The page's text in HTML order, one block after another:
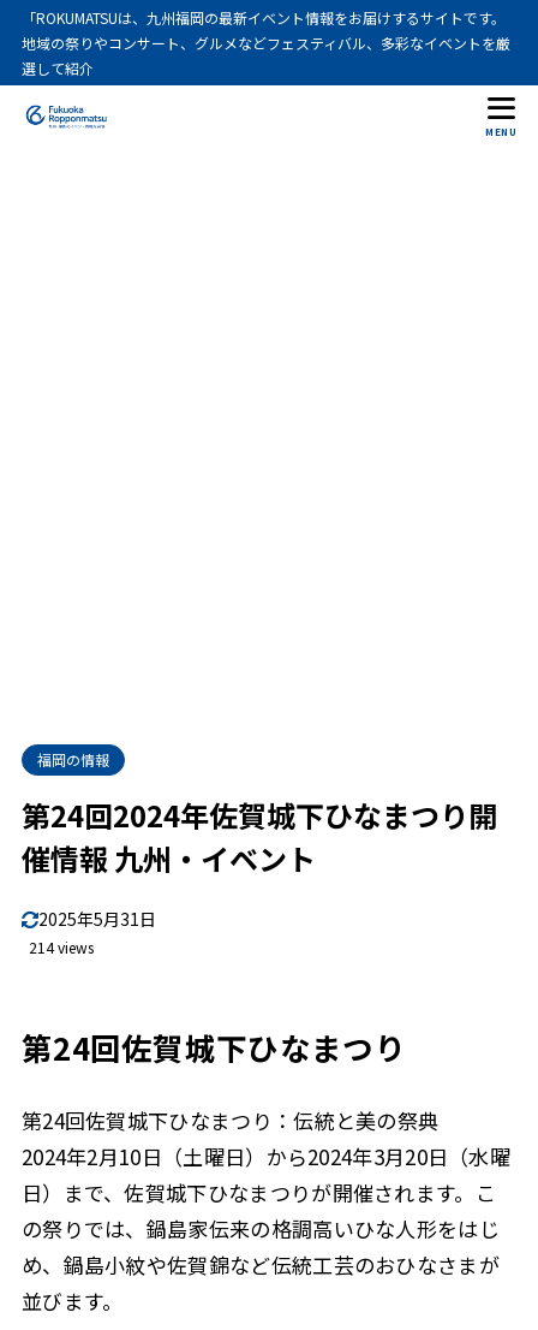
「ROKUMATSUは、九州福岡の最新イベント情報をお届けするサイトです。
地域の祭りやコンサート、グルメなどフェスティバル、多彩なイベントを厳
選して紹介
MENU
福岡の情報
第24回2024年佐賀城下ひなまつり開
催情報 九州・イベント
2025年5月31日
214 views
第24回佐賀城下ひなまつり
第24回佐賀城下ひなまつり：伝統と美の祭典
2024年2月10日（土曜日）から2024年3月20日（水曜
日）まで、佐賀城下ひなまつりが開催されます。こ
の祭りでは、鍋島家伝来の格調高いひな人形をはじ
め、鍋島小紋や佐賀錦など伝統工芸のおひなさまが
並びます。